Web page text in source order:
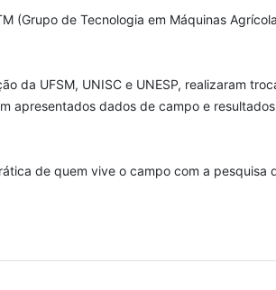
(Grupo de Tecnologia em Máquinas
da UFSM, UNISC e UNESP, realizaram
apresentados dados de campo e
de quem vive o campo com a pesquisa